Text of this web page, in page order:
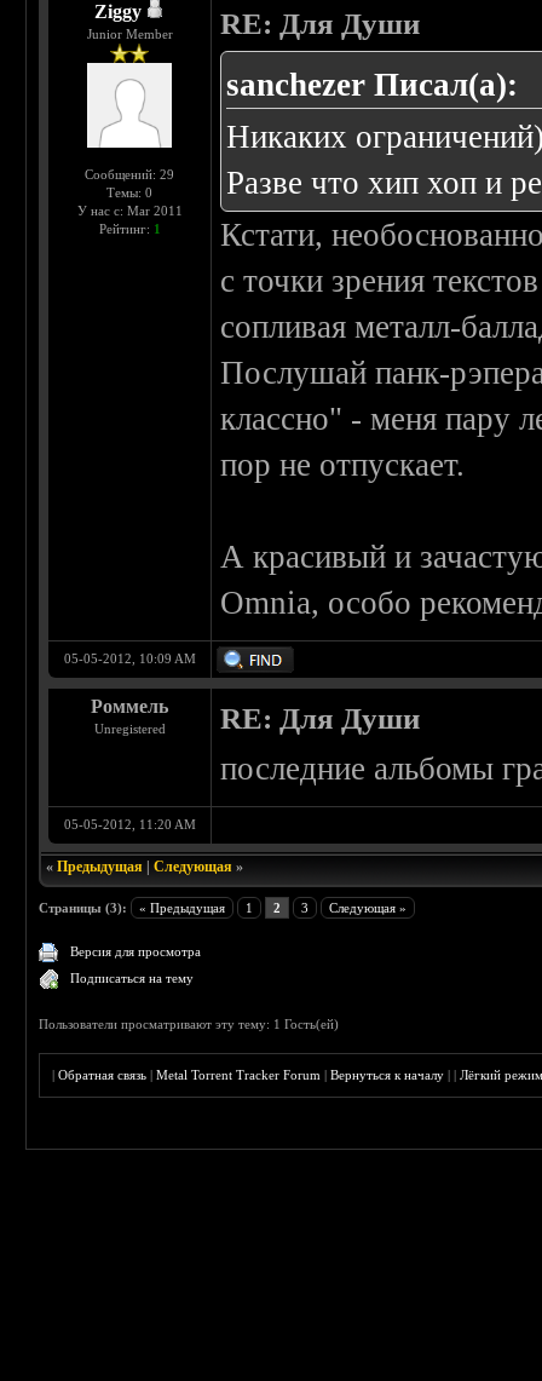
Ziggy
Junior Member
Сообщений: 29
Темы: 0
У нас с: Mar 2011
Рейтинг: 1
RE: Для Души
sanchezer Писал(а):
Никаких
Разве что хип хоп и
Кстати,
с точки зрения
сопливая металл-
Послушай панк-
классно" - меня пару
пор не отпускает.
А красивый и
Omnia, особо
05-05-2012, 10:09 AM
Роммель
Unregistered RE: Для Души
последние альбомы
05-05-2012, 11:20 AM
«Предыдущая |Следующая »
Страницы (3): « Предыдущая 1 2 3 Следующая »
Версия для просмотра
Подписаться на тему
Пользователи просматривают эту тему: 1 Гость(ей)
|Обратная связь |Metal Torrent Tracker Forum |Вернуться к началу ||Лёгкий